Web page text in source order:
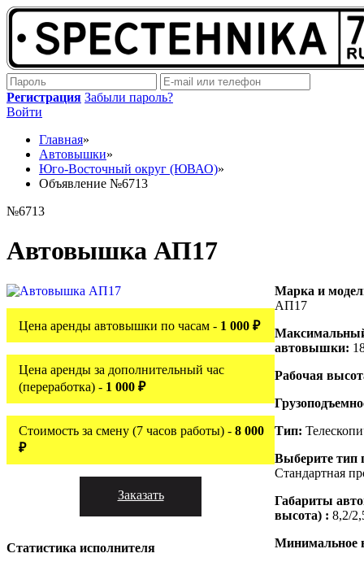
Регистрация Забыли пароль?
Войти
Главная»
Автовышки»
Юго-Восточный округ (ЮВАО)»
Объявление №6713
№6713
Автовышка АП17
Цена аренды автовышки по часам - 1 000 ₽
Цена аренды за дополнительный час
(переработка) - 1 000 ₽
Стоимость за смену (7 часов работы) - 8 000
₽
Заказать
Статистика исполнителя
Марка и
АП17
автовышки:
Рабочая
Тип:
Выберите тип
Стандартная
Габариты
высота) : 8,2/
Минимальное